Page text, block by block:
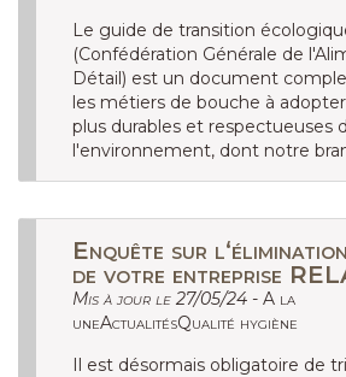
Le guide de transition
(Confédération Générale de
Détail) est un document
les métiers de bouche à
plus durables et respectueuses
l'environnement, dont notre
Enquête sur
de votre entreprise
Mis à jour le 27/05/24 - A la
uneActualitésQualité hygiène
Il est désormais obligatoire de